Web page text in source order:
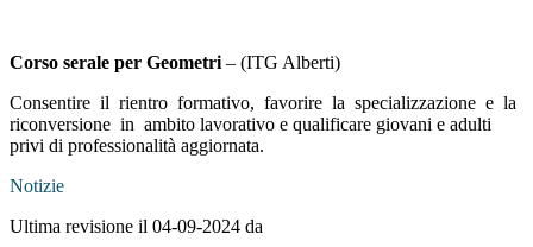
Corso serale per Geometri – (ITG Alberti)
Consentire il rientro formativo, favorire la specializzazione e la
riconversione in ambito lavorativo e qualificare giovani e adulti
privi di professionalità aggiornata.
Notizie
Ultima revisione il 04-09-2024 da